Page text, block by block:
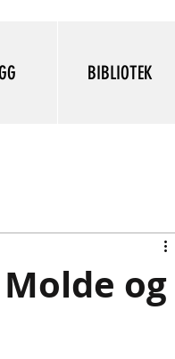
BIBLIOTEK
og